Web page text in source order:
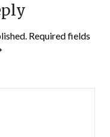
Required fields